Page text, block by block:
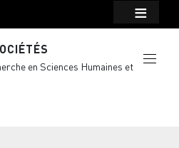
en Sciences Humaines et